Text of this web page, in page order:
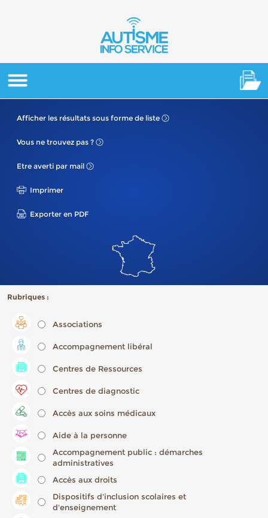
Afficher les résultats sous forme de liste
Vous ne trouvez pas ?
Etre averti par mail
Imprimer
Exporter en PDF
Rubriques :
Associations
Accompagnement libéral
Centres de Ressources
Centres de diagnostic
Accès aux soins médicaux
Aide à la personne
Accompagnement public : démarches
administratives
Accès aux droits
Dispositifs d'inclusion scolaires et
d'enseignement